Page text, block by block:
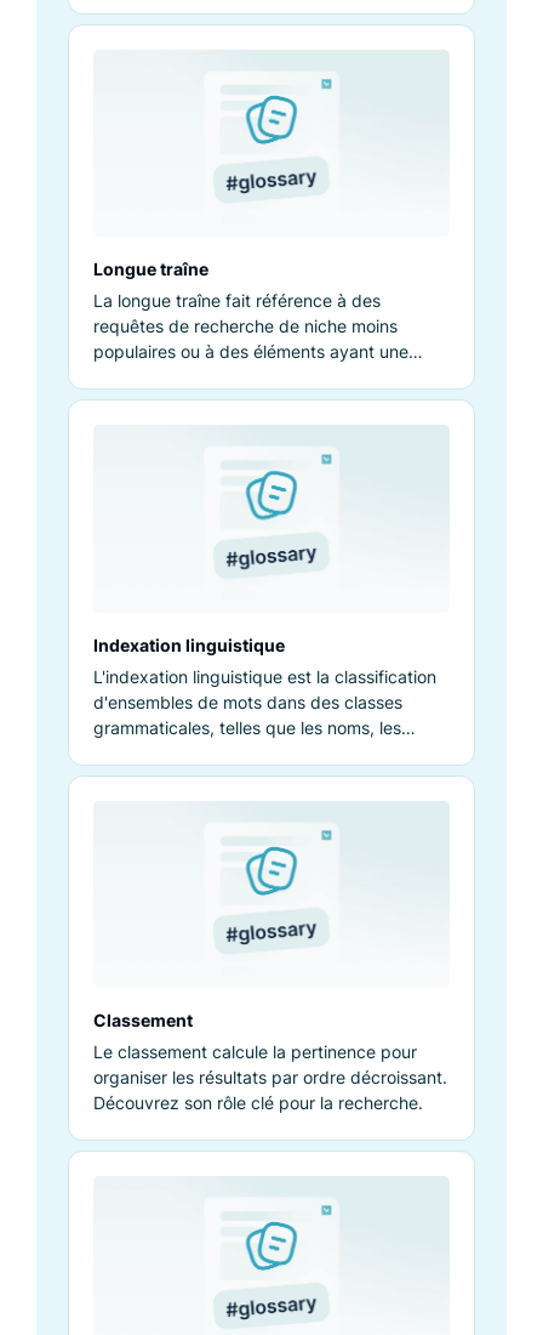
Longue traîne
La longue traîne fait référence à des
requêtes de recherche de niche moins
populaires ou à des éléments ayant une
Indexation linguistique
L'indexation linguistique est la classification
d'ensembles de mots dans des classes
grammaticales, telles que les noms, les
Classement
Le classement calcule la pertinence pour
organiser les résultats par ordre décroissant.
Découvrez son rôle clé pour la recherche.